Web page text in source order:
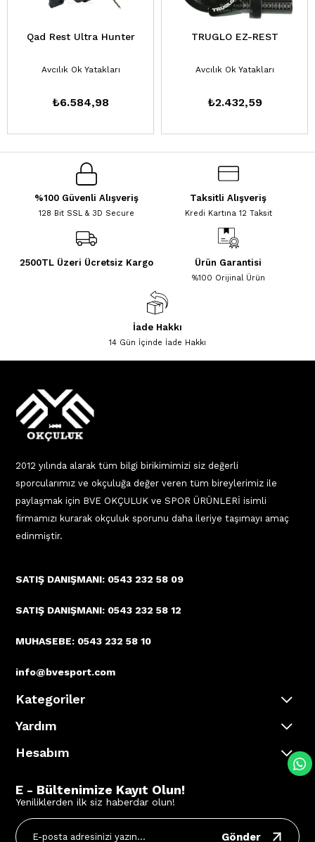
Qad Rest Ultra Hunter
Avcılık Ok Yatakları
₺6.584,98
TRUGLO EZ-REST
Avcılık Ok Yatakları
₺2.432,59
%100 Güvenli Alışveriş
128 Bit SSL & 3D Secure
Taksitli Alışveriş
Kredi Kartına 12 Taksit
2500TL Üzeri Ücretsiz Kargo Ürün Garantisi
%100 Orijinal Ürün
İade Hakkı
14 Gün İçinde İade Hakkı
2012 yılında alarak tüm bilgi birikimimizi siz değerli
sporcularımız ve okçuluğa değer veren tüm bireylerimiz ile
paylaşmak için BVE OKÇULUK ve SPOR ÜRÜNLERİ isimli
firmamızı kurarak okçuluk sporunu daha ileriye taşımayı amaç
edinmiştir.
SATIŞ DANIŞMANI: 0543 232 58 09
SATIŞ DANIŞMANI: 0543 232 58 12
MUHASEBE: 0543 232 58 10
info@bvesport.com
Kategoriler
Yardım
Hesabım
E - Bültenimize Kayıt Olun!
Yeniliklerden ilk siz haberdar olun!
Gönder